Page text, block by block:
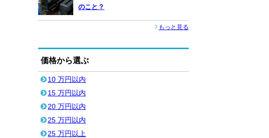
のこと？
もっと見る
価格から選ぶ
10 万円以内
15 万円以内
20 万円以内
25 万円以内
25 万円以上